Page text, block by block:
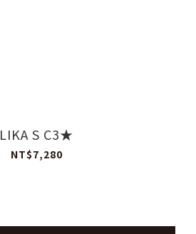
LIKA S C3★
NT$7,280